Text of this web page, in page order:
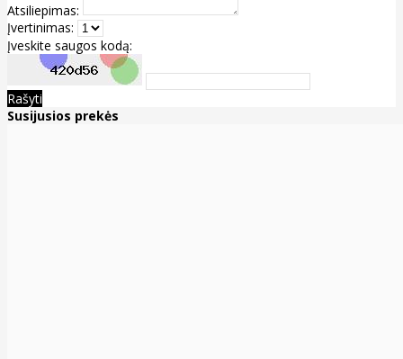
Atsiliepimas:
Įvertinimas:
Įveskite saugos kodą:
Rašyti
Susijusios prekės